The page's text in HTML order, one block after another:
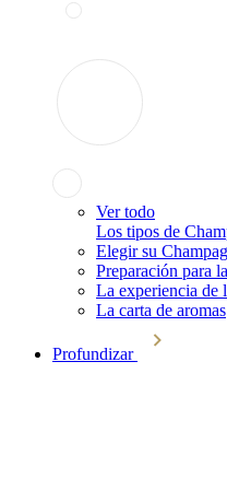
Ver todo
Los tipos de
Elegir su
Preparación para
La experiencia de
La carta de aromas
Profundizar